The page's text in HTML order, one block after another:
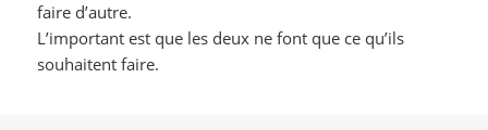
faire d’autre.
L’important est que les deux ne font que ce qu’ils
souhaitent faire.